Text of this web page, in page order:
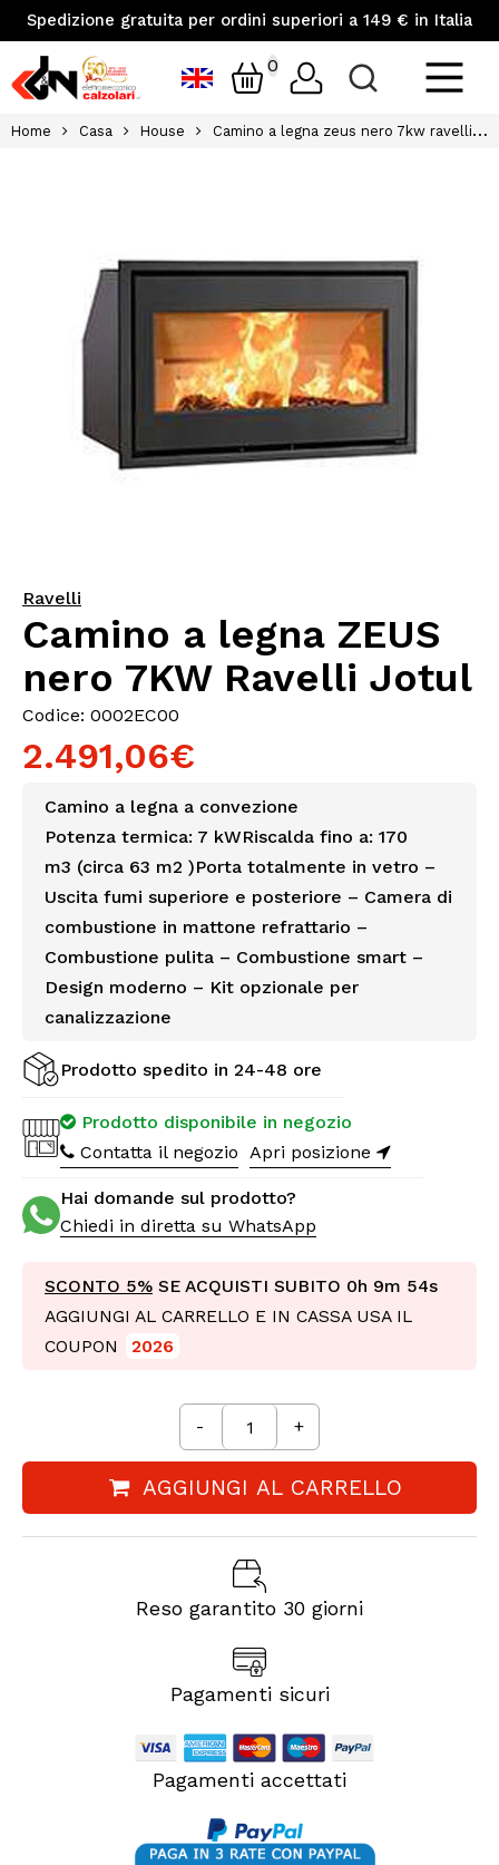
Spedizione gratuita per ordini superiori a 149 € in Italia
0
Home Casa House Camino a legna zeus nero 7kw ravelli jotul
Ravelli
Camino a legna ZEUS
nero 7KW Ravelli Jotul
Codice: 0002EC00
2.491,06€
Camino a legna a convezione
Potenza termica: 7 kWRiscalda fino a: 170
m3 (circa 63 m2 )Porta totalmente in vetro –
Uscita fumi superiore e posteriore – Camera di
combustione in mattone refrattario –
Combustione pulita – Combustione smart –
Design moderno – Kit opzionale per
canalizzazione
Prodotto spedito in 24-48 ore
Prodotto disponibile in negozio
Contatta il negozio Apri posizione
Hai domande sul prodotto?
Chiedi in diretta su WhatsApp
SCONTO 5% SE ACQUISTI SUBITO 0h 9m 52s
AGGIUNGI AL CARRELLO E IN CASSA USA IL
COUPON
2026
- +
AGGIUNGI AL CARRELLO
Reso garantito 30 giorni
Pagamenti sicuri
Pagamenti accettati